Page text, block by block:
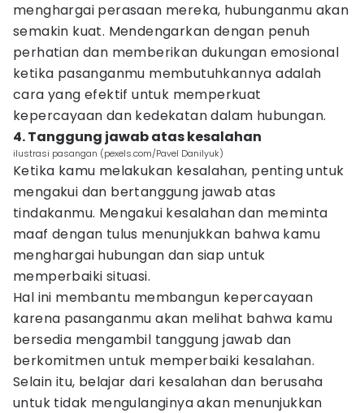
menghargai perasaan mereka, hubunganmu akan
semakin kuat. Mendengarkan dengan penuh
perhatian dan memberikan dukungan emosional
ketika pasanganmu membutuhkannya adalah
cara yang efektif untuk memperkuat
kepercayaan dan kedekatan dalam hubungan.
4. Tanggung jawab atas kesalahan
ilustrasi pasangan (pexels.com/Pavel Danilyuk)
Ketika kamu melakukan kesalahan, penting untuk
mengakui dan bertanggung jawab atas
tindakanmu. Mengakui kesalahan dan meminta
maaf dengan tulus menunjukkan bahwa kamu
menghargai hubungan dan siap untuk
memperbaiki situasi.
Hal ini membantu membangun kepercayaan
karena pasanganmu akan melihat bahwa kamu
bersedia mengambil tanggung jawab dan
berkomitmen untuk memperbaiki kesalahan.
Selain itu, belajar dari kesalahan dan berusaha
untuk tidak mengulanginya akan menunjukkan